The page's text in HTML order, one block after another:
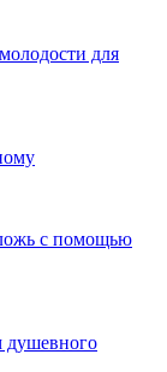
для
с помощью
душевного